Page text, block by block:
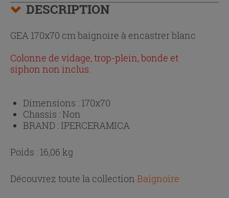
DESCRIPTION
GEA 170x70 cm baignoire à encastrer blanc
Colonne de vidage, trop-plein, bonde et
siphon non inclus.
Dimensions : 170x70
Chassis :Non
BRAND : IPERCERAMICA
Poids : 16,06 kg
Découvrez toute la collection Baignoire